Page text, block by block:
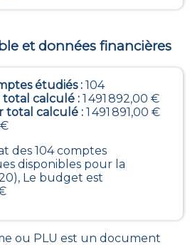
et données financières
étudiés : 104
calculé : 1 491 892,00 €
total calculé : 1 491 891,00 €
des 104 comptes
disponibles pour la
Le budget est
ou PLU est un document